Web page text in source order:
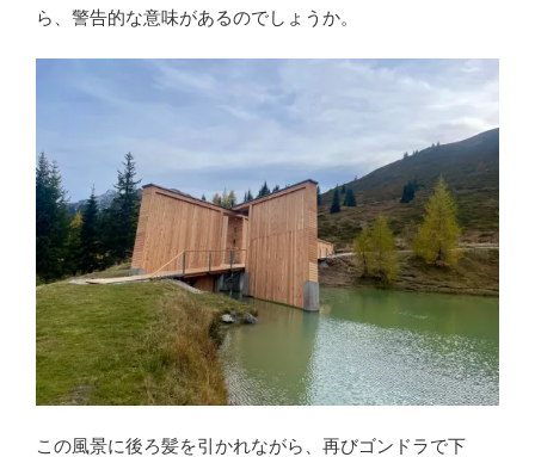
ら、警告的な意味があるのでしょうか。
この風景に後ろ髪を引かれながら、再びゴンドラで下